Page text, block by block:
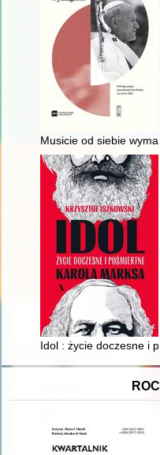
Musicie od siebie
Idol : życie doczesne i